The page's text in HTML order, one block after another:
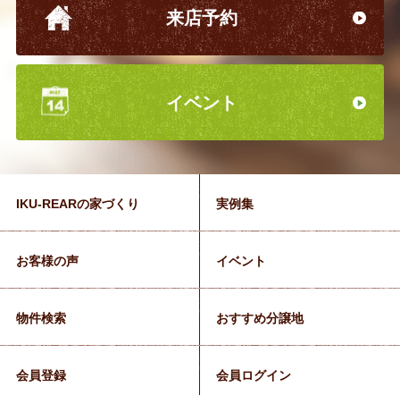
来店予約
イベント
IKU-REARの家づくり 実例集
お客様の声 イベント
物件検索 おすすめ分譲地
会員登録 会員ログイン